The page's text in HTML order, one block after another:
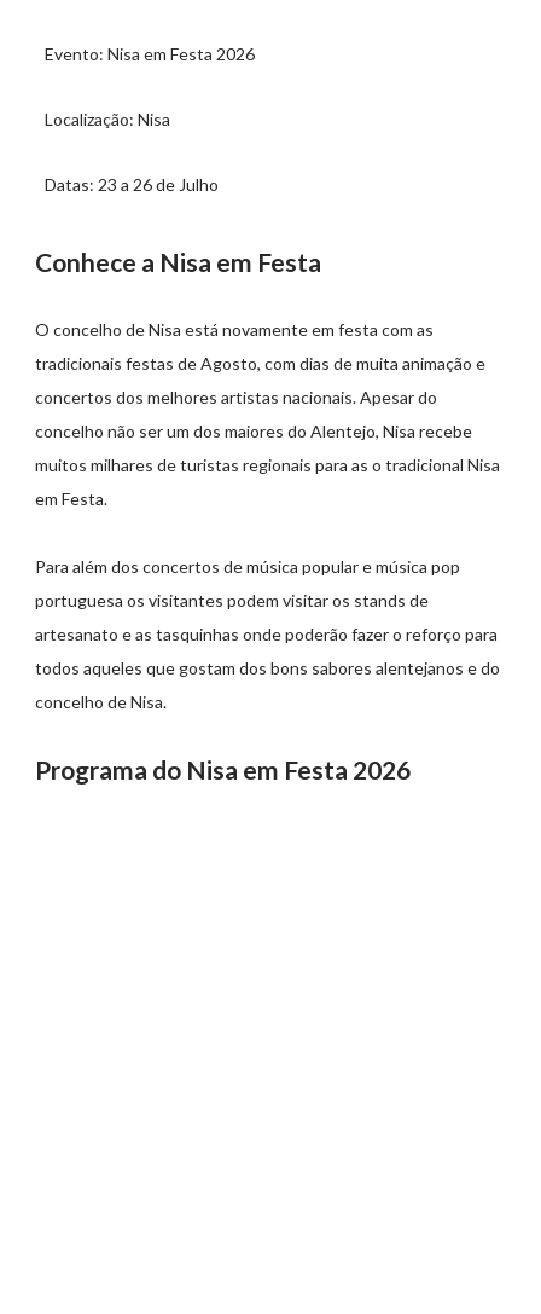
Evento: Nisa em Festa 2026
Localização: Nisa
Datas: 23 a 26 de Julho
Conhece a Nisa em Festa
O concelho de Nisa está novamente em festa com as
tradicionais festas de Agosto, com dias de muita animação e
concertos dos melhores artistas nacionais. Apesar do
concelho não ser um dos maiores do Alentejo, Nisa recebe
muitos milhares de turistas regionais para as o tradicional Nisa
em Festa.
Para além dos concertos de música popular e música pop
portuguesa os visitantes podem visitar os stands de
artesanato e as tasquinhas onde poderão fazer o reforço para
todos aqueles que gostam dos bons sabores alentejanos e do
concelho de Nisa.
Programa do Nisa em Festa 2026